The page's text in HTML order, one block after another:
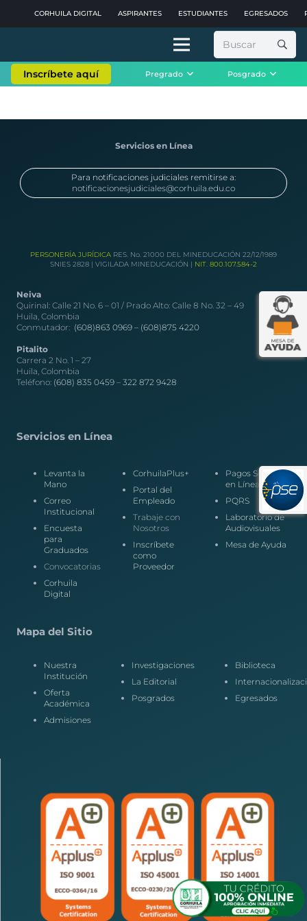
CORHUILA DIGITAL ASPIRANTES ESTUDIANTES EGRESADOS
Buscar:
Inscríbete aquí Pregrado Posgrado
Servicios en Línea
Para notificaciones judiciales remitirse a:
notificacionesjudiciales@corhuila.edu.co
PERSONERÍA JURÍDICA RES. No. 21000 DEL MINEDUCACIÓN 22/12/1989
SNIES 2828 | VIGILADA MINEDUCACIÓN | NIT. 800.107.584-2
Neiva
Quirinal: Calle 21 No. 6 – 01 / Prado Alto: Calle 8 No. 32 – 49
Huila, Colombia
Conmutador: (608)863 0969 – (608)875 4220
Pitalito
Carrera 2 No. 1 – 27
Huila, Colombia
Teléfono: (608) 835 0459 – 322 872 9428
Servicios en Línea
Levanta la
Mano
Correo
Institucional
Encuesta
para
Graduados
Convocatorias
Corhuila
Digital
CorhuilaPlus+
Portal del
Empleado
Trabaje con
Nosotros
Inscríbete
como
Proveedor
Pagos Seguros
en Línea
PQRS
Laboratorio de
Audiovisuales
Mesa de Ayuda
Mapa del Sitio
Nuestra
Institución
Oferta
Académica
Admisiones
Investigaciones
La Editorial
Posgrados
Biblioteca
Egresados